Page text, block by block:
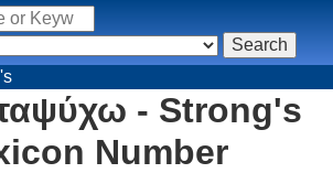
- Strong's
Number